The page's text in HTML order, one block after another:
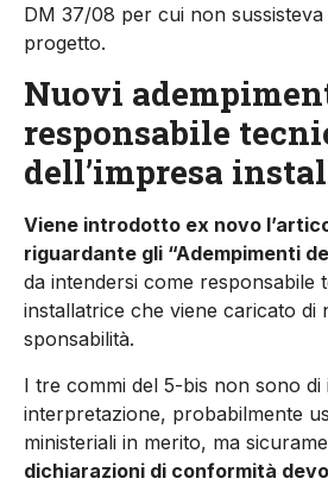
DM 37/08 per cui non sus­sisteva
progetto.
Nuovi
responsabile
dell’impresa
Viene introdotto ex novo
riguardante gli “Adem­pimenti
da intendersi come responsabile
installatrice che viene caricato
sponsabilità.
I tre commi del 5-bis non sono di
interpretazione, probabilmente
ministeriali in merito, ma
dichiara­zioni di conformità